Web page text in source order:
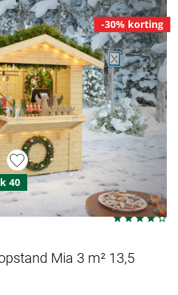
-30% korting
40
Mia 3 m² 13,5